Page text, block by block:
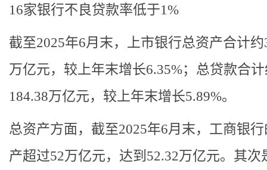
16家银行不良贷款率低于1%
截至2025年6月末，上市银行总资产合计约
万亿元，较上年末增长6.35%；总贷款合
184.38万亿元，较上年末增长5.89%。
总资产方面，截至2025年6月末，工商银
产超过52万亿元，达到52.32万亿元。其次